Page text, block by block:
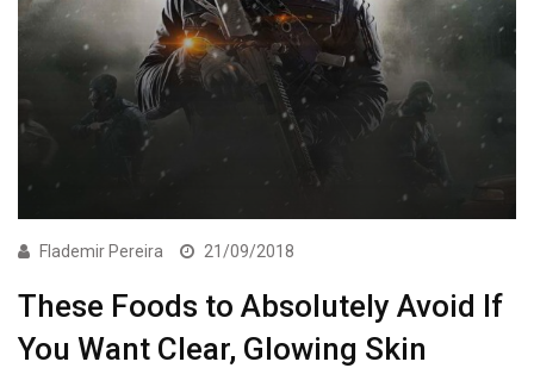
Flademir Pereira 21/09/2018
These Foods to Absolutely Avoid If
You Want Clear, Glowing Skin